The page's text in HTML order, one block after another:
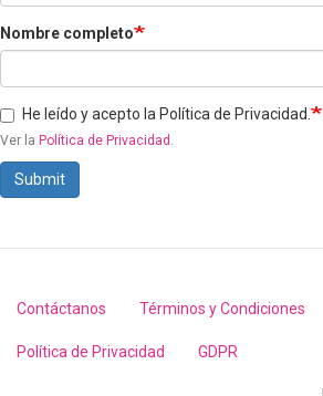
Nombre completo
He leído y acepto la Política de Privacidad.
Ver la Política de Privacidad .
Submit
Footer
menu
Contáctanos Términos y Condiciones
Política de Privacidad GDPR